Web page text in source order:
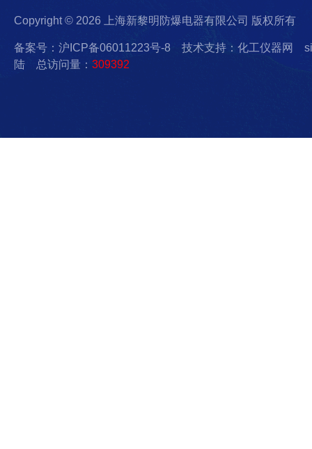
Copyright © 2026 上海新黎明防爆电器有限公司 版权所有
备案号：沪ICP备06011223号-8 技术支持：化工仪器网
陆 总访问量： 309392